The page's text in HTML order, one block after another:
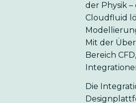
der Physik
Cloudfluid
Mit der
Bereich
Die